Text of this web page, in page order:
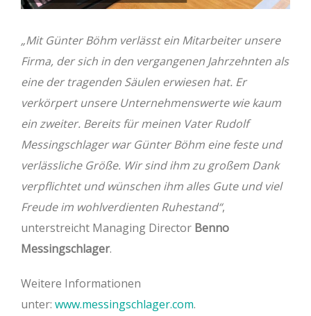
„Mit Günter Böhm verlässt ein Mitarbeiter unsere
Firma, der sich in den vergangenen Jahrzehnten als
eine der tragenden Säulen erwiesen hat. Er
verkörpert unsere Unternehmenswerte wie kaum
ein zweiter. Bereits für meinen Vater Rudolf
Messingschlager war Günter Böhm eine feste und
verlässliche Größe. Wir sind ihm zu großem Dank
verpflichtet und wünschen ihm alles Gute und viel
Freude im wohlverdienten Ruhestand“,
unterstreicht Managing Director Benno
Messingschlager.
Weitere Informationen
unter: www.messingschlager.com.